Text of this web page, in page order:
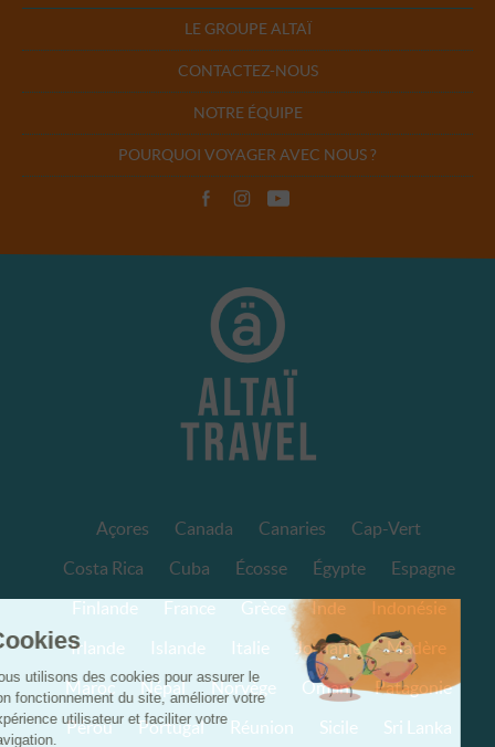
LE GROUPE ALTAÏ
CONTACTEZ-NOUS
NOTRE ÉQUIPE
POURQUOI VOYAGER AVEC NOUS ?
Açores Canada Canaries
Cap-Vert
Costa Rica
Cuba Écosse Égypte
Espagne
Finlande
France Grèce Inde
Indonésie
Irlande
Islande Italie Jordanie
Madère
Maroc
Népal Norvège Oman
Patagonie
Pérou
Portugal Réunion Sicile Sri Lanka